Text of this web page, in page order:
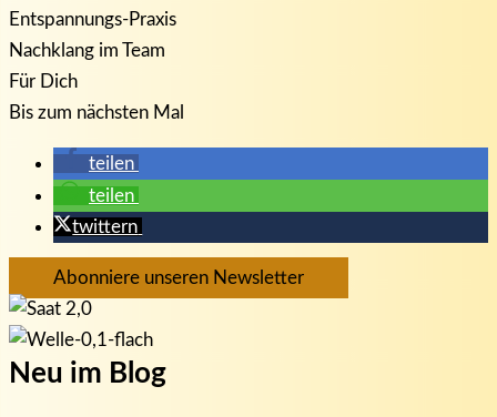
Entspannungs-Praxis
Nachklang im Team
Für Dich
Bis zum nächsten Mal
teilen
teilen
twittern
Abonniere unseren Newsletter
Neu im Blog